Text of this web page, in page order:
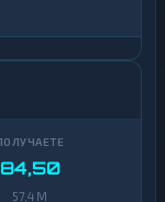
84,50
57,4 M